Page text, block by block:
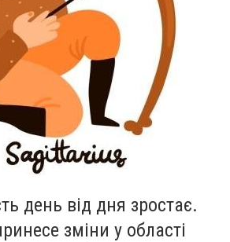
день вiд дня зростає.
змiни у областi